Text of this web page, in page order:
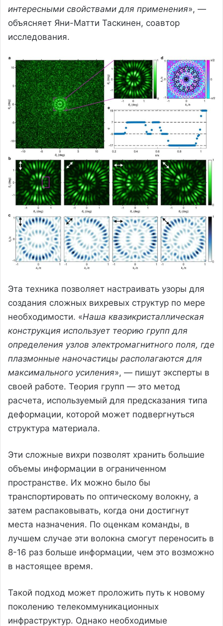
интересными свойствами для применения», —
объясняет Яни-Матти Таскинен, соавтор
исследования.
Эта техника позволяет настраивать узоры для
создания сложных вихревых структур по мере
необходимости. «Наша квазикристаллическая
конструкция использует теорию групп для
определения узлов электромагнитного поля, где
плазмонные наночастицы располагаются для
максимального усиления», — пишут эксперты в
своей работе. Теория групп — это метод
расчета, используемый для предсказания типа
деформации, которой может подвергнуться
структура материала.
Эти сложные вихри позволят хранить большие
объемы информации в ограниченном
пространстве. Их можно было бы
транспортировать по оптическому волокну, а
затем распаковывать, когда они достигнут
места назначения. По оценкам команды, в
лучшем случае эти волокна смогут переносить в
8-16 раз больше информации, чем это возможно
в настоящее время.
Такой подход может проложить путь к новому
поколению телекоммуникационных
инфраструктур. Однако необходимые